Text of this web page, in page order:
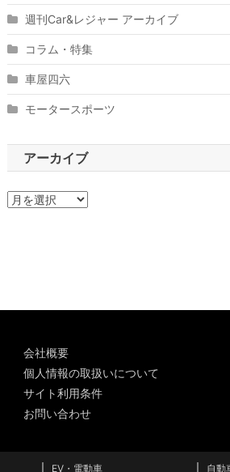
週刊Car&レジャー アーカイブ
コラム・特集
車屋四六
モータースポーツ
アーカイブ
ア
会社概要
個人情報の取扱いについて
サイト利用条件
お問い合わせ
EV・電動車 自動